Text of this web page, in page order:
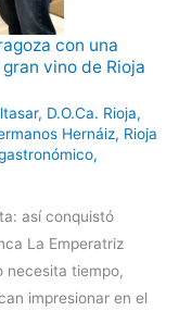
con una
vino de Rioja
, D.O.Ca. Rioja,
Hernáiz, Rioja
,
así conquistó
La Emperatriz
necesita tiempo,
impresionar en el